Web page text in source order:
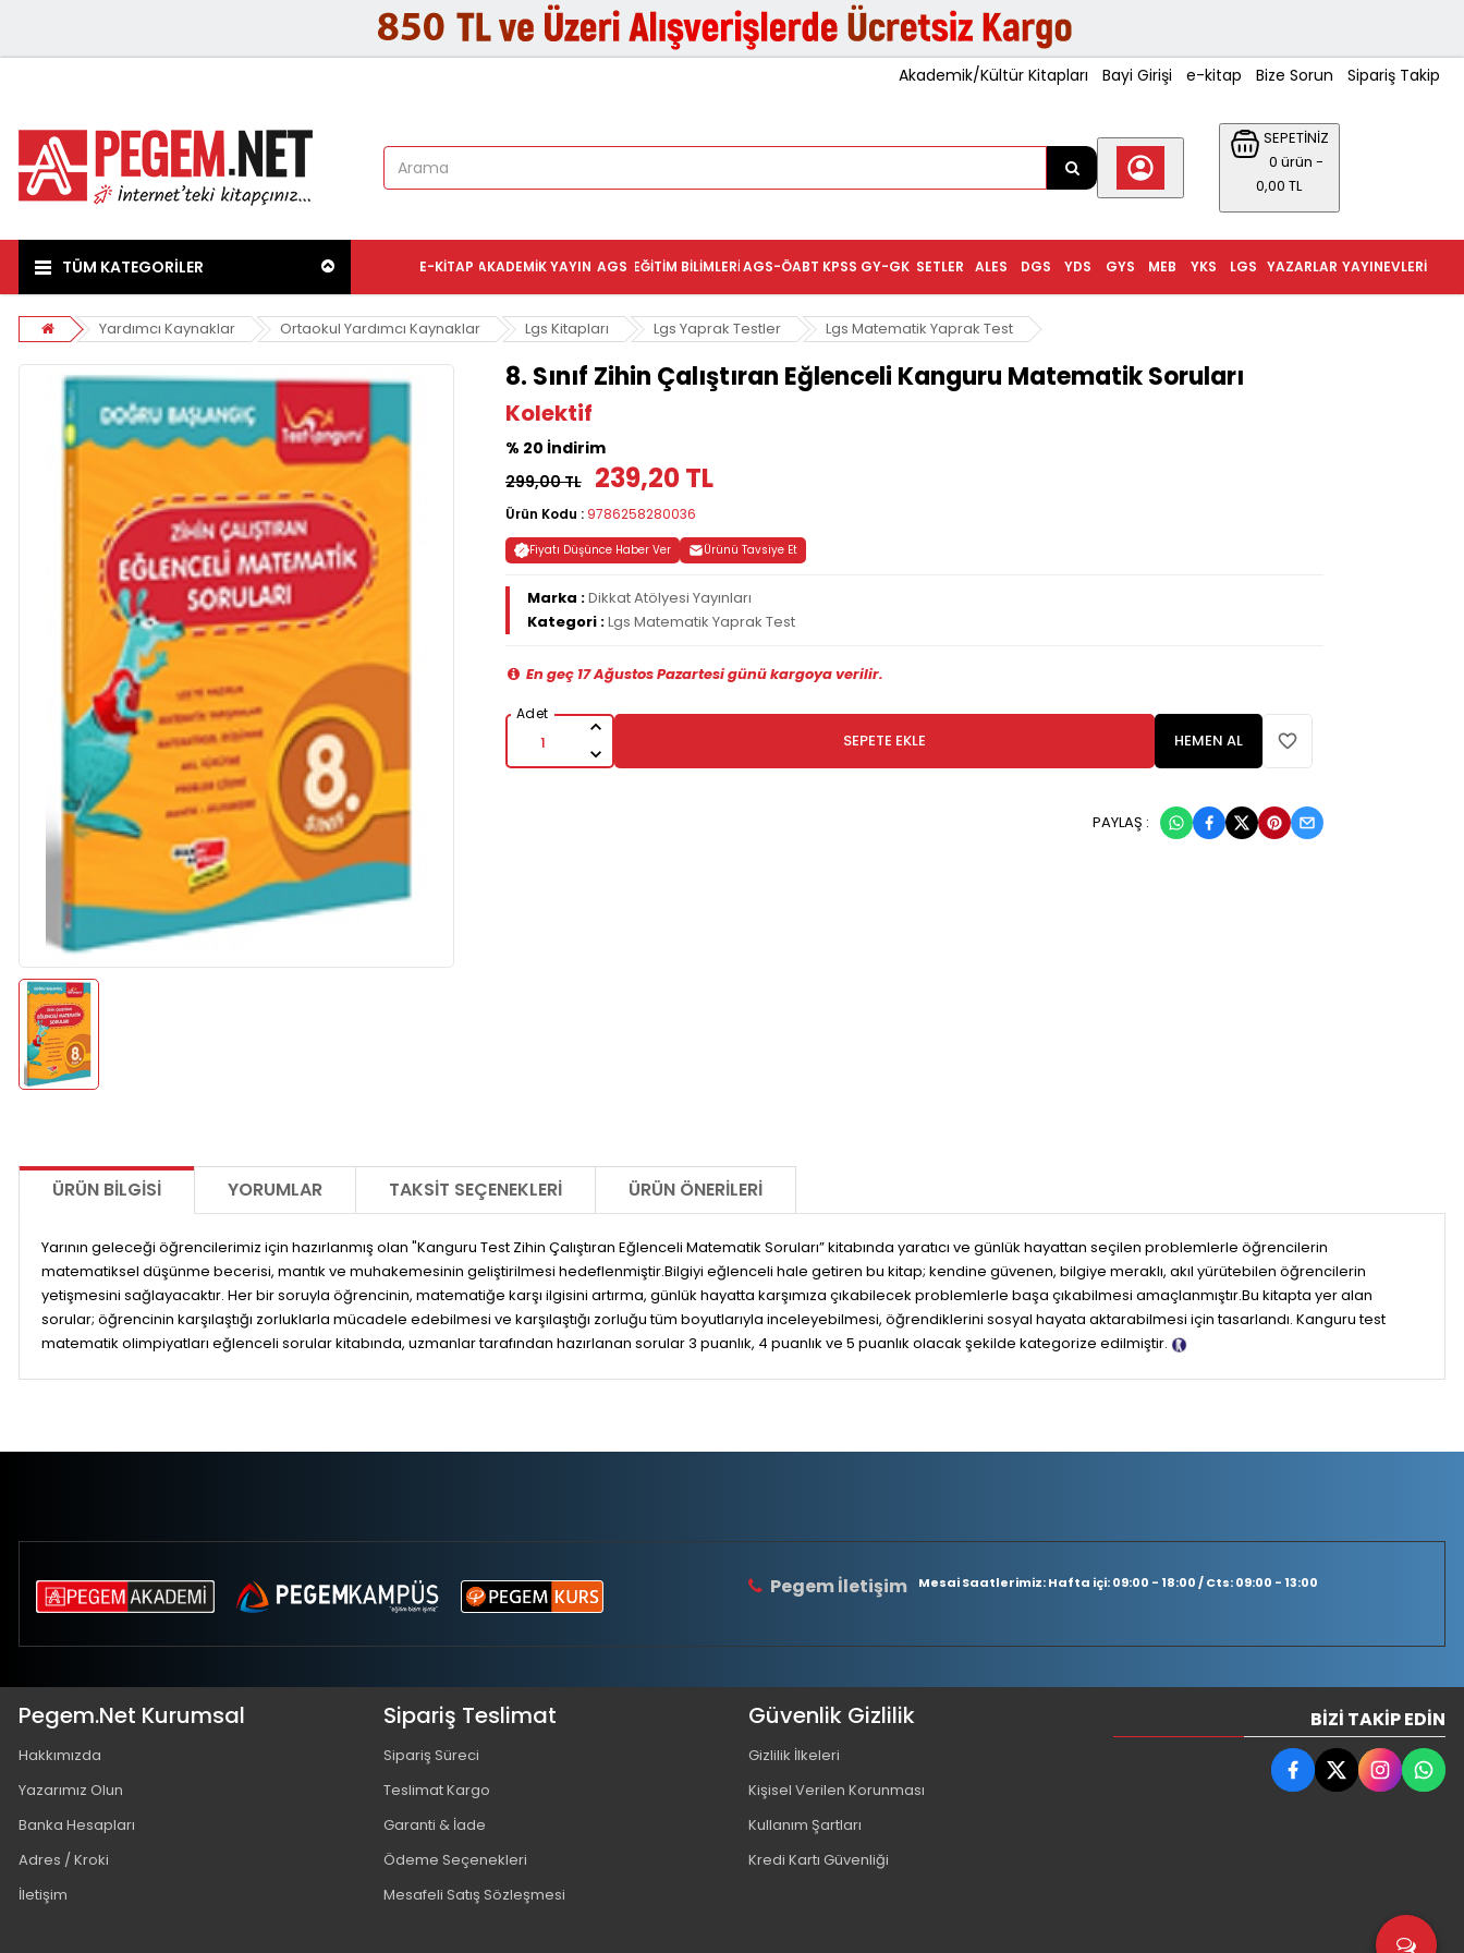
Akademik/Kültür Kitapları Bayi Girişi e-kitap Bize Sorun Sipariş Takip
SEPETİNİZ
0 ürün -
0,00 TL
TÜM KATEGORİLER YAYINEVLERI
YAZARLAR
LGS
YKS
MEB
GYS
YDS
DGS
ALES
SETLER
KPSS GY-GK
AGS-ÖABT
EĞITIM BILIMLERI
AGS
AKADEMIK YAYIN
E-KITAP
Yardımcı Kaynaklar Ortaokul Yardımcı Kaynaklar Lgs Kitapları Lgs Yaprak Testler Lgs Matematik Yaprak Test
8. Sınıf Zihin Çalıştıran Eğlenceli Kanguru Matematik Soruları
Kolektif
% 20 İndirim
299,00 TL
239,20 TL
Ürün Kodu : 9786258280036
Fiyatı Düşünce Haber Ver Ürünü Tavsiye Et
Marka :Dikkat Atölyesi Yayınları
Kategori :Lgs Matematik Yaprak Test
En geç 17 Ağustos Pazartesi günü kargoya verilir.
SEPETE EKLE HEMEN AL
PAYLAŞ :
ÜRÜN BILGISI YORUMLAR TAKSIT SEÇENEKLERI ÜRÜN ÖNERILERI
Yarının geleceği öğrencilerimiz için hazırlanmış olan "Kanguru Test Zihin Çalıştıran Eğlenceli Matematik Soruları” kitabında yaratıcı ve günlük hayattan seçilen problemlerle öğrencilerin
matematiksel düşünme becerisi, mantık ve muhakemesinin geliştirilmesi hedeflenmiştir.Bilgiyi eğlenceli hale getiren bu kitap; kendine güvenen, bilgiye meraklı, akıl yürütebilen öğrencilerin
yetişmesini sağlayacaktır. Her bir soruyla öğrencinin, matematiğe karşı ilgisini artırma, günlük hayatta karşımıza çıkabilecek problemlerle başa çıkabilmesi amaçlanmıştır.Bu kitapta yer alan
sorular; öğrencinin karşılaştığı zorluklarla mücadele edebilmesi ve karşılaştığı zorluğu tüm boyutlarıyla inceleyebilmesi, öğrendiklerini sosyal hayata aktarabilmesi için tasarlandı. Kanguru test
matematik olimpiyatları eğlenceli sorular kitabında, uzmanlar tarafından hazırlanan sorular 3 puanlık, 4 puanlık ve 5 puanlık olacak şekilde kategorize edilmiştir.
Pegem İletişim Mesai Saatlerimiz: Hafta içi: 09:00 - 18:00 / Cts: 09:00 - 13:00
Pegem.Net Kurumsal
Hakkımızda
Yazarımız Olun
Banka Hesapları
Adres / Kroki
İletişim
Sipariş Teslimat
Sipariş Süreci
Teslimat Kargo
Garanti & İade
Ödeme Seçenekleri
Mesafeli Satış Sözleşmesi
Güvenlik Gizlilik
Gizlilik İlkeleri
Kişisel Verilen Korunması
Kullanım Şartları
Kredi Kartı Güvenliği
BIZI TAKIP EDIN